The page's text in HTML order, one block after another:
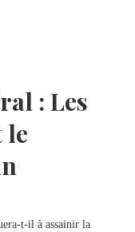
: Les
le
t-il à assainir la